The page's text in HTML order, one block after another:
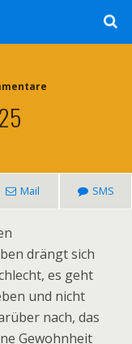
Mail SMS
drängt sich
es geht
und nicht
nach, das
Gewohnheit